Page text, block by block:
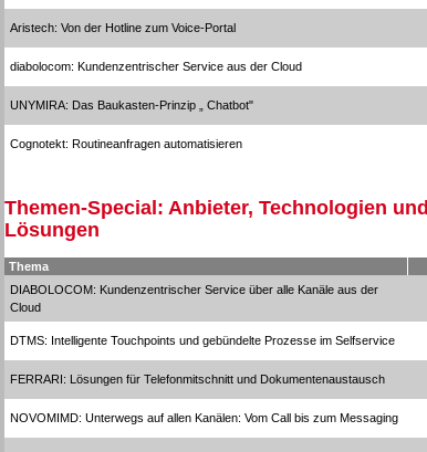
Aristech: Von der Hotline zum Voice-Portal
diabolocom: Kundenzentrischer Service aus der Cloud
UNYMIRA: Das Baukasten-Prinzip „ Chatbot"
Cognotekt: Routineanfragen automatisieren
Themen-Special: Anbieter, Technologien und
Lösungen
Thema
DIABOLOCOM: Kundenzentrischer Service über alle Kanäle aus der
Cloud
DTMS: Intelligente Touchpoints und gebündelte Prozesse im Selfservice
FERRARI: Lösungen für Telefonmitschnitt und Dokumentenaustausch
NOVOMIMD: Unterwegs auf allen Kanälen: Vom Call bis zum Messaging